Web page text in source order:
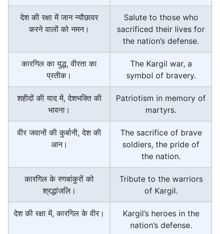
देश की रक्षा में जान न्यौछावर
करने वालों को नमन।
Salute to those who
sacrificed their lives for
the nation’s defense.
कारगिल का युद्ध, वीरता का
प्रतीक।
The Kargil war, a
symbol of bravery.
शहीदों की याद में, देशभक्ति की
भावना।
Patriotism in memory of
martyrs.
वीर जवानों की कुर्बानी, देश की
आन।
The sacrifice of brave
soldiers, the pride of
the nation.
कारगिल के रणबांकुरों को
श्रद्धांजलि।
Tribute to the warriors
of Kargil.
देश की रक्षा में, कारगिल के वीर।
Kargil’s heroes in the
nation’s defense.